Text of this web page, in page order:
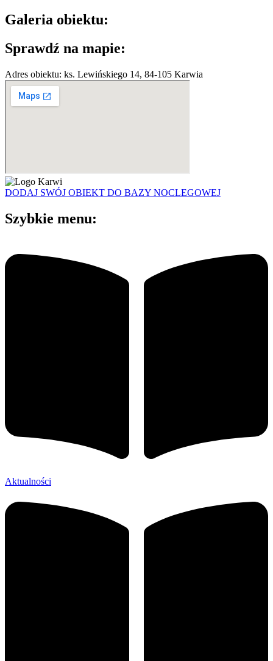
Galeria obiektu:
Sprawdź na mapie:
Adres obiektu: ks. Lewińskiego 14, 84-105 Karwia
DODAJ SWÓJ OBIEKT DO BAZY NOCLEGOWEJ
Szybkie menu:
Aktualności